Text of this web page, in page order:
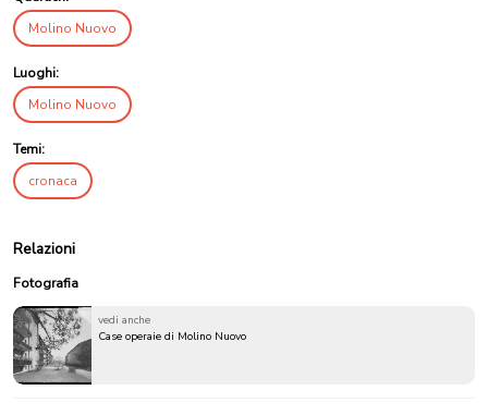
Molino Nuovo
Luoghi:
Molino Nuovo
Temi:
cronaca
Relazioni
Fotografia
vedi anche
Case operaie di Molino Nuovo